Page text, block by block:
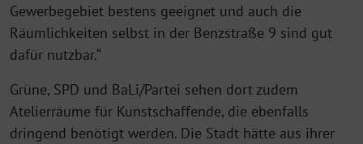
Gewerbegebiet bestens geeignet und auch die
Räumlichkeiten selbst in der Benzstraße 9 sind gut
dafür nutzbar.“
Grüne, SPD und BaLi/Partei sehen dort zudem
Atelierräume für Kunstschaffende, die ebenfalls
dringend benötigt werden. Die Stadt hätte aus ihrer